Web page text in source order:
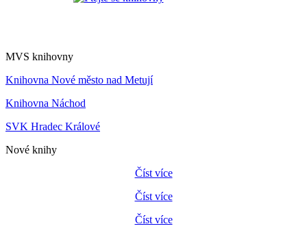
MVS knihovny
Knihovna Nové město nad Metují
Knihovna Náchod
SVK Hradec Králové
Nové knihy
Číst více
Číst více
Číst více